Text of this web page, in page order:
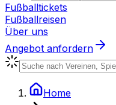
Fußballtickets
Fußballreisen
Über uns
Angebot anfordern
Home